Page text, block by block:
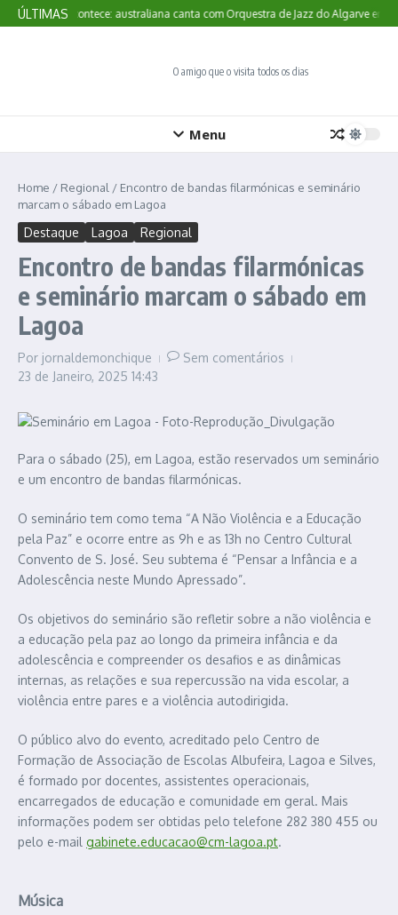
Ir para o conteúdo
ÚLTIMAS
Aqui Acontece: australiana canta com Orquestra de Jazz do Algarve em
O amigo que o visita todos os dias
Menu
Home / Regional / Encontro de bandas filarmónicas e seminário
marcam o sábado em Lagoa
Destaque Lagoa Regional
Encontro de bandas filarmónicas
e seminário marcam o sábado em
Lagoa
Por jornaldemonchique
Sem comentários
23 de Janeiro, 2025 14:43
Para o sábado (25), em Lagoa, estão reservados um seminário
e um encontro de bandas filarmónicas.
O seminário tem como tema “A Não Violência e a Educação
pela Paz” e ocorre entre as 9h e as 13h no Centro Cultural
Convento de S. José. Seu subtema é “Pensar a Infância e a
Adolescência neste Mundo Apressado”.
Os objetivos do seminário são refletir sobre a não violência e
a educação pela paz ao longo da primeira infância e da
adolescência e compreender os desafios e as dinâmicas
internas, as relações e sua repercussão na vida escolar, a
violência entre pares e a violência autodirigida.
O público alvo do evento, acreditado pelo Centro de
Formação de Associação de Escolas Albufeira, Lagoa e Silves,
é formado por docentes, assistentes operacionais,
encarregados de educação e comunidade em geral. Mais
informações podem ser obtidas pelo telefone 282 380 455 ou
pelo e-mail gabinete.educacao@cm-lagoa.pt.
Música